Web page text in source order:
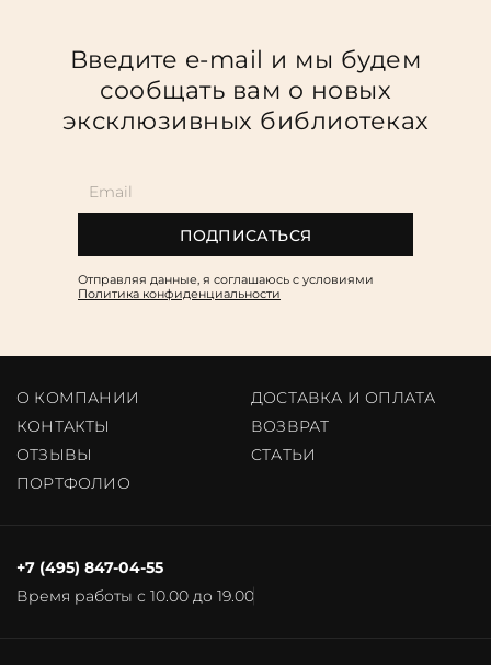
Введите e-mail и мы будем
сообщать вам о новых
эксклюзивных библиотеках
ПОДПИСАТЬСЯ
Отправляя данные, я соглашаюсь c условиями
Политика конфиденциальности
О КОМПАНИИ
ДОСТАВКА И ОПЛАТА
КОНТАКТЫ
ВОЗВРАТ
ОТЗЫВЫ
CТАТЬИ
ПОРТФОЛИО
Время работы с 10.00 до 19.00
+7 (495) 847-04-55